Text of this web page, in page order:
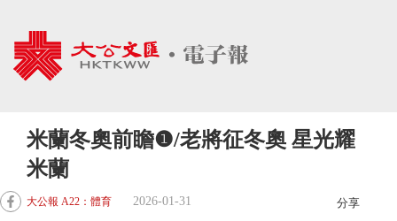
米蘭冬奧前瞻❶/老將征冬奧 星光耀
米蘭
大公報 A22：體育 2026-01-31 分享